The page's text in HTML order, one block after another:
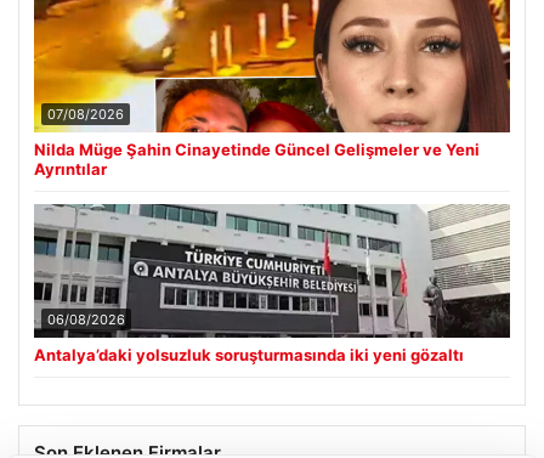
07/08/2026
Nilda Müge Şahin Cinayetinde Güncel Gelişmeler ve Yeni
Ayrıntılar
06/08/2026
Antalya’daki yolsuzluk soruşturmasında iki yeni gözaltı
Son Eklenen Firmalar